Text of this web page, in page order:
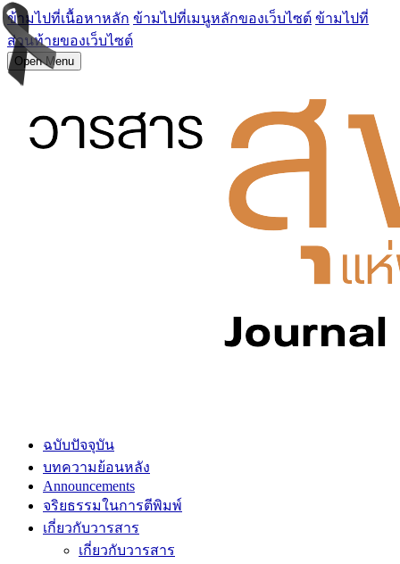
ข้ามไปที่เนื้อหาหลัก ข้ามไปที่เมนูหลักของเว็บไซต์ ข้ามไปที่
ส่วนท้ายของเว็บไซต์
Open Menu
ฉบับปัจจุบัน
บทความย้อนหลัง
Announcements
จริยธรรมในการตีพิมพ์
เกี่ยวกับวารสาร
เกี่ยวกับวารสาร